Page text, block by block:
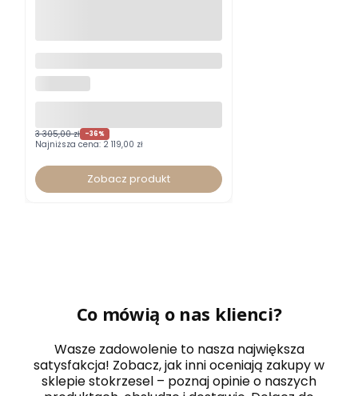
BACK HRUA certyfikat GS typ B
3 305,00 zł -36%
Najniższa cena: 2 119,00 zł
Zobacz produkt
Co mówią o nas klienci?
Wasze zadowolenie to nasza największa
satysfakcja! Zobacz, jak inni oceniają zakupy w
sklepie stokrzesel – poznaj opinie o naszych